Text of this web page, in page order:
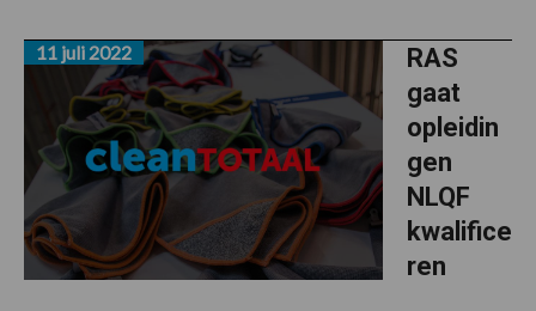
RAS
gaat
opleidin
gen
NLQF
kwalifice
ren
11 juli 2022